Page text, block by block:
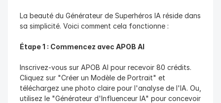
La beauté du Générateur de Superhéros IA réside dans
sa simplicité. Voici comment cela fonctionne :
Étape 1 : Commencez avec APOB AI
Inscrivez-vous sur APOB AI pour recevoir 80 crédits.
Cliquez sur "Créer un Modèle de Portrait" et
téléchargez une photo claire pour l'analyse de l'IA. Ou,
utilisez le "Générateur d'Influenceur IA" pour concevoir